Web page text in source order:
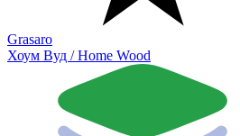
Grasaro
Хоум Вуд / Home Wood